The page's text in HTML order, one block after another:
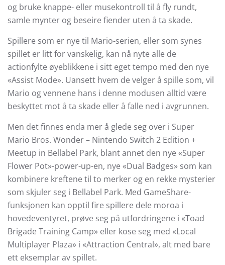
og bruke knappe- eller musekontroll til å fly rundt,
samle mynter og beseire fiender uten å ta skade.
Spillere som er nye til Mario-serien, eller som synes
spillet er litt for vanskelig, kan nå nyte alle de
actionfylte øyeblikkene i sitt eget tempo med den nye
«Assist Mode». Uansett hvem de velger å spille som, vil
Mario og vennene hans i denne modusen alltid være
beskyttet mot å ta skade eller å falle ned i avgrunnen.
Men det finnes enda mer å glede seg over i Super
Mario Bros. Wonder – Nintendo Switch 2 Edition +
Meetup in Bellabel Park, blant annet den nye «Super
Flower Pot»-power-up-en, nye «Dual Badges» som kan
kombinere kreftene til to merker og en rekke mysterier
som skjuler seg i Bellabel Park. Med GameShare-
funksjonen kan opptil fire spillere dele moroa i
hovedeventyret, prøve seg på utfordringene i «Toad
Brigade Training Camp» eller kose seg med «Local
Multiplayer Plaza» i «Attraction Central», alt med bare
ett eksemplar av spillet.